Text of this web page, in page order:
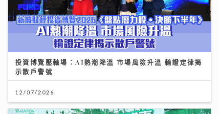
12/07/2026